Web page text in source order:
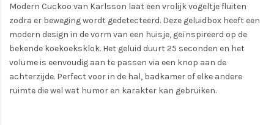
Modern Cuckoo van Karlsson laat een vrolijk vogeltje fluiten
zodra er beweging wordt gedetecteerd. Deze geluidbox heeft een
modern design in de vorm van een huisje, geïnspireerd op de
bekende koekoeksklok. Het geluid duurt 25 seconden en het
volume is eenvoudig aan te passen via een knop aan de
achterzijde. Perfect voor in de hal, badkamer of elke andere
ruimte die wel wat humor en karakter kan gebruiken.